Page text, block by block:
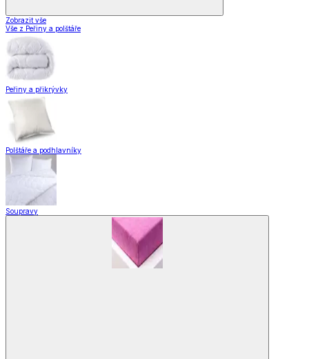
Zobrazit vše
Vše z Peřiny a polštáře
Peřiny a přikrývky
Polštáře a podhlavníky
Soupravy